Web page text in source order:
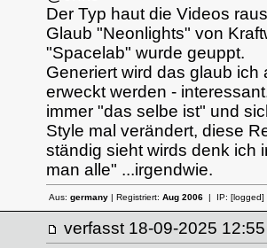
Der Typ haut die Videos
Glaub "Neonlights" von
"Spacelab" wurde geuppt.
Generiert wird das glaub
erweckt werden -
immer "das selbe ist" und
Style mal verändert, diese
ständig sieht wirds denk ich
man alle" ...irgendwie.
Aus: germany| Registriert: Aug 2006| IP: [logged]
verfasst 18-09-2025